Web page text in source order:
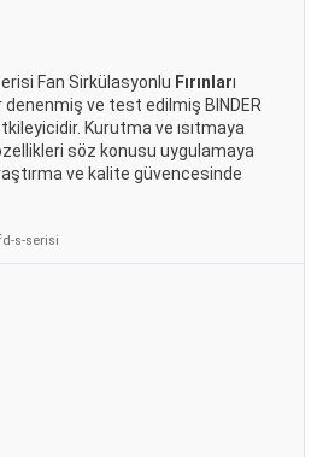
Fan Sirkülasyonlu Fırınları
ve test edilmiş BINDER
Kurutma ve ısıtmaya
söz konusu uygulamaya
ve kalite güvencesinde
s-serisi